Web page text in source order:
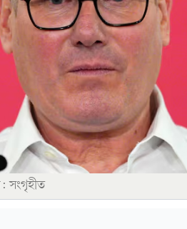
সংগৃহীত